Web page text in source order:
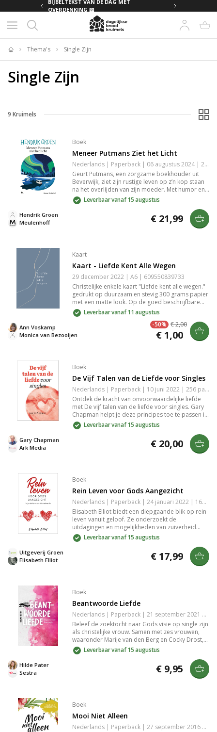
BIJBELTEKST VAN DE DAG MET
OVERDENKING 📖
Home
Thema's Single Zijn
Single Zijn
9 Kruimels
Boek
Meneer Putmans Ziet het Licht
Nederlands | Paperback | 06 augustus 2024 | 224 pagina's | 9789089682925
Geurt Putmans, een zorgzame boekhouder uit
Beverwijk, ziet zijn rustige leven op z’n kop staan
na het overlijden van zijn moeder. Met humor en
ontroering reist hij naar het noorderlicht en vindt
onverwachte vriendschap en nieuwe inzichten.
Leverbaar vanaf 15 augustus
Meulenhoff
Hendrik Groen € 21,99
Kaart
Kaart - Liefde Kent Alle Wegen
29 december 2022 | A6 | 609550839733
Christelijke enkele kaart "Liefde kent alle wegen."
gedrukt op duurzaam en stevig 300 grams papier
met een matte look. Op de goed beschrijfbare
achterkant van de kaart staat het logo van
DagelijkseBroodkruimels en een kleine
streepjescode. De achterkant is verder volledig
blanco. Lekker veel schrijfruimte dus. Het
papierformaat van de kaart is A6 (afmetingen
envelop met puntklep. De puntklep is voorzien
van een gegomde strip die nat gemaakt moet
worden om de envelop dicht te plakken. Tip:
Kaarten zijn niet alleen leuk om te versturen, maar
ook om thuis in je interieur te zetten. Het papier is
stevig genoeg om de kaarten zonder
hulpmiddelen tegen een wand of ander voorwerp
te laten staan. Toch iets leuks kopen om kaarten
mee neer te zetten of op te hangen? Bekijk dan
onze [klemborden](/producten/klemborden) en
[kaartenhouders](/producten/hangers-en-
Leverbaar vanaf 11 augustus
Monica van Bezooijen
Ann Voskamp € 2,00
-50%
€ 1,00
Boek
De Vijf Talen van de Liefde voor Singles
Nederlands | Paperback | 10 juni 2022 | 256 pagina's | 9789033803055
Ontdek de kracht van onvoorwaardelijke liefde
met De vijf talen van de liefde voor singles. Gary
Chapman helpt je deze principes toe te passen in
relaties met vrienden, familie en collega’s.
Inclusief een nieuw hoofdstuk over online dating,
biedt het waardevolle inzichten om je liefdesleven
Leverbaar vanaf 15 augustus
Ark Media
Gary Chapman € 20,00
Boek
Rein Leven voor Gods Aangezicht
Nederlands | Paperback | 24 januari 2022 | 168 pagina's | 9789088972973
Elisabeth Elliot biedt een diepgaande blik op rein
leven vanuit geloof. Ze onderzoekt de
uitdagingen en mogelijkheden van zuiverheid
voor zowel singles als koppels, voortbordurend
op persoonlijke ervaringen. Dit pastorale boek
balanceert strijd en overwinning in de christelijke
Leverbaar vanaf 15 augustus
Elisabeth Elliot
Uitgeverij Groen € 17,99
Boek
Beantwoorde Liefde
Nederlands | Paperback | 21 september 2021 | 176 pagina's | 9789492831996
Beleef de zoektocht naar Gods visie op single zijn
als christelijke vrouw. Samen met zes vrouwen,
waaronder Marije van den Berg en Cocky Drost,
wordt de schoonheid van dit seizoen belicht.
Ontdek inspirerende verhalen over liefde,
onafhankelijkheid en geloof binnen het Koninkrijk
Leverbaar vanaf 15 augustus
Sestra
Hilde Pater € 9,95
Boek
Mooi Niet Alleen
Nederlands | Paperback | 27 september 2016 | 96 pagina's | 9789033801143